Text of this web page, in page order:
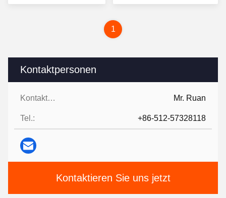
Kontaktpersonen
Kontaktpersonen: Mr. Ruan
Tel.: +86-512-57328118
Kontaktieren Sie uns jetzt
1